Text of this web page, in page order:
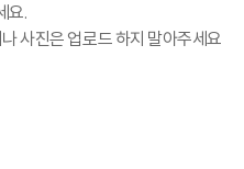
요.
사진은 업로드 하지 말아주세요